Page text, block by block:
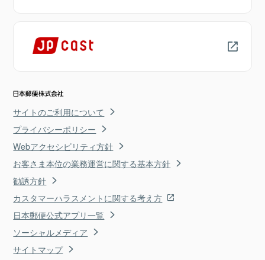
サイトのご利用について
プライバシーポリシー
Webアクセシビリティ方針
お客さま本位の業務運営に関する基本方針
勧誘方針
カスタマーハラスメントに関する考え方
日本郵便公式アプリ一覧
ソーシャルメディア
サイトマップ